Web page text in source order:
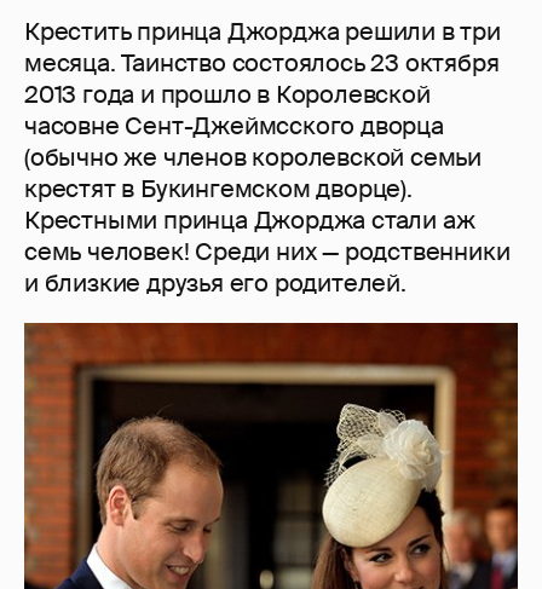
Крестить принца Джорджа решили в три
месяца. Таинство состоялось 23 октября
2013 года и прошло в Королевской
часовне Сент-Джеймсского дворца
(обычно же членов королевской семьи
крестят в Букингемском дворце).
Крестными принца Джорджа стали аж
семь человек! Среди них — родственники
и близкие друзья его родителей.